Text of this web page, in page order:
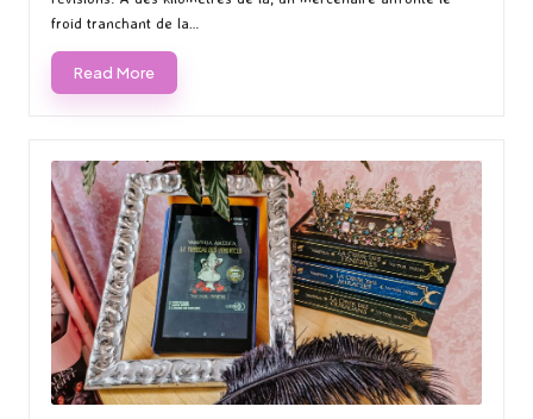
froid tranchant de la…
Read More